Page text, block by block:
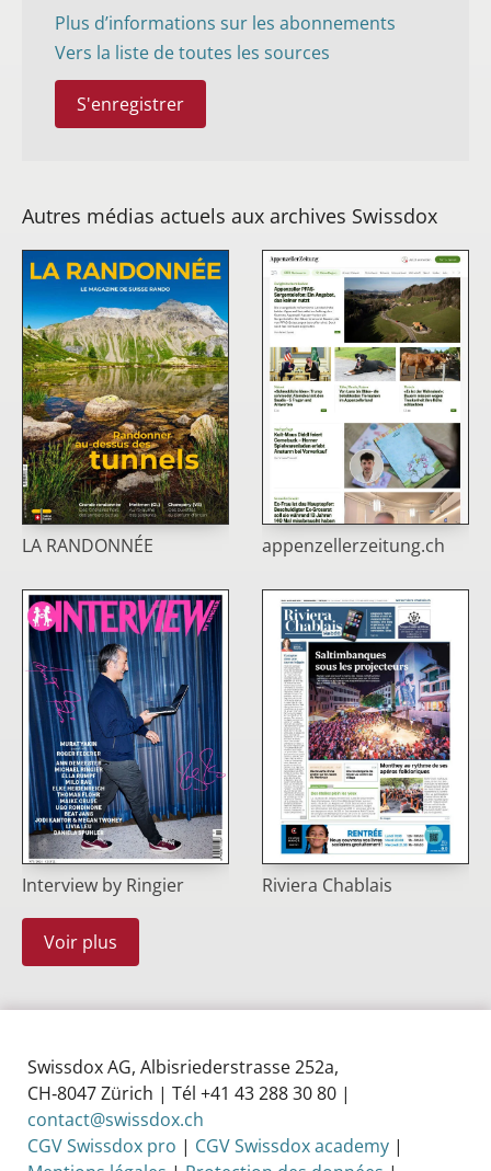
Plus d’informations sur les abonnements
Vers la liste de toutes les sources
S'enregistrer
Autres médias actuels aux archives Swissdox
LA RANDONNÉE appenzellerzeitung.ch
Interview by Ringier Riviera Chablais
Voir plus
Swissdox AG, Albisriederstrasse 252a,
CH‑8047 Zürich | Tél +41 43 288 30 80 |
contact@swissdox.ch
CGV Swissdox pro | CGV Swissdox academy |